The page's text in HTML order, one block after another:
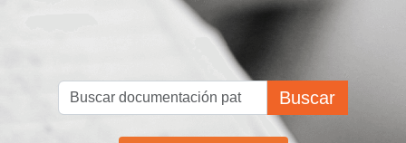
Buscar